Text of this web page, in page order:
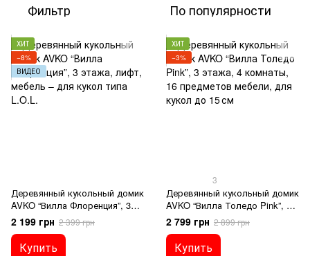
Фильтр По популярности
ХИТ
−8%
ВИДЕО
Деревянный кукольный домик
AVKO “Вилла Флоренция”, 3
этажа, лифт, мебель – для
кукол типа L.O.L.
2 199 грн 2 399 грн
Купить
ХИТ
−3%
3
Деревянный кукольный домик
AVKO “Вилла Толедо Pink”, 3
этажа, 4 комнаты, 16
предметов мебели, для кукол
до 15 см
2 799 грн 2 899 грн
Купить